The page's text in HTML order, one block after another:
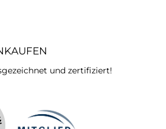
und zertifiziert!